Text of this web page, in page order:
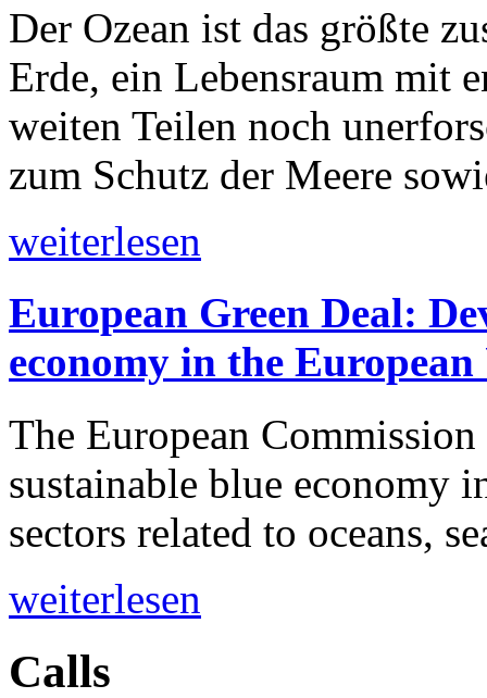
Der Ozean ist das größte
Erde, ein Lebensraum mit
weiten Teilen noch
zum Schutz der Meere
weiterlesen
European Green Deal:
economy in the
The European
sustainable blue economy
sectors related to oceans,
weiterlesen
Calls